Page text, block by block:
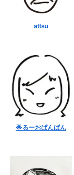
attsu
🌟るーおぱんぱん